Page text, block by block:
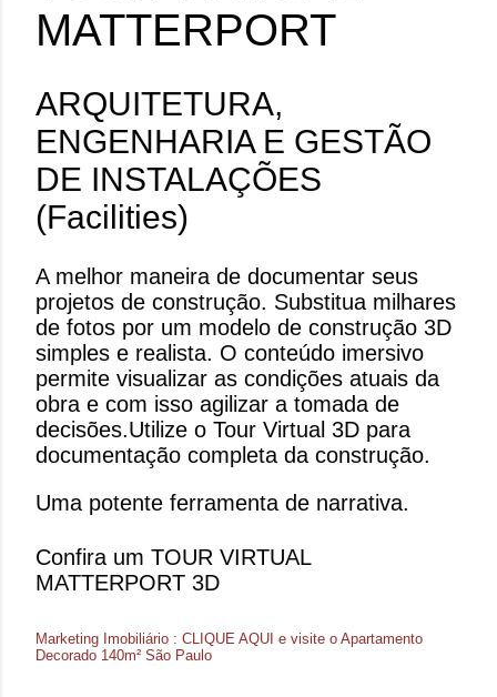
MATTERPORT
ARQUITETURA,
ENGENHARIA E GESTÃO
DE INSTALAÇÕES
(Facilities)
A melhor maneira de documentar seus
projetos de construção. Substitua milhares
de fotos por um modelo de construção 3D
simples e realista. O conteúdo imersivo
permite visualizar as condições atuais da
obra e com isso agilizar a tomada de
decisões. ​ Utilize o Tour Virtual 3D para
documentação completa da construção.
Uma potente ferramenta de narrativa.
Confira um TOUR VIRTUAL
MATTERPORT 3D
Marketing Imobiliário : CLIQUE AQUI e visite o Apartamento
Decorado 140m² São Paulo